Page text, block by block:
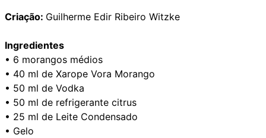
Criação: Guilherme Edir Ribeiro Witzke
Ingredientes
• 6 morangos médios
• 40 ml de Xarope Vora Morango
• 50 ml de Vodka
• 50 ml de refrigerante citrus
• 25 ml de Leite Condensado
• Gelo